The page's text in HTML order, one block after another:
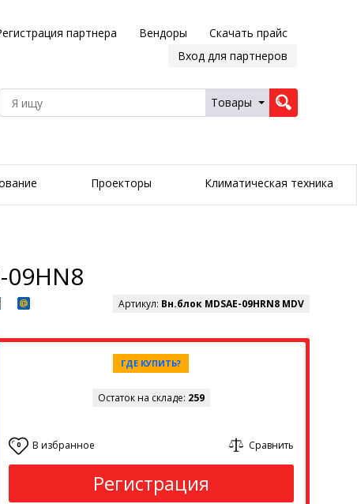
партнера Вендоры
Скачать прайс
Вход для партнеров
Товары
Проекторы Климатическая техника
09HN8
Артикул: Вн.блок MDSAE-09HRN8 MDV
ГДЕ КУПИТЬ?
Остаток на складе: 259
0 В избранное Сравнить
Регистрация